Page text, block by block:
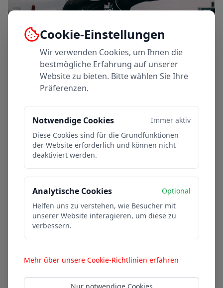
Training der Jugend
Cookie-Einstellungen
Wir verwenden Cookies, um Ihnen die
bestmögliche Erfahrung auf unserer
Website zu bieten. Bitte wählen Sie Ihre
Präferenzen.
Notwendige Cookies
Immer aktiv
Diese Cookies sind für die Grundfunktionen
der Website erforderlich und können nicht
deaktiviert werden.
Analytische Cookies
Optional
Helfen uns zu verstehen, wie Besucher mit
unserer Website interagieren, um diese zu
verbessern.
Mehr über unsere Cookie-Richtlinien erfahren
Nur notwendige Cookies